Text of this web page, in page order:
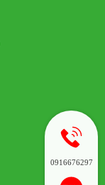
0916676297